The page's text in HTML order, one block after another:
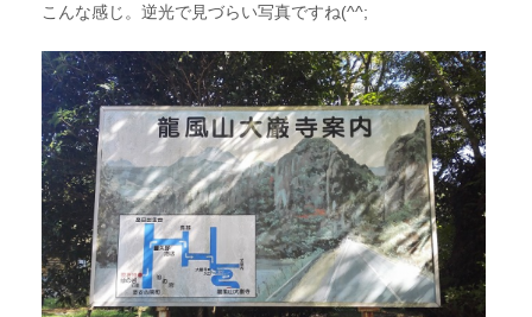
こんな感じ。逆光で見づらい写真ですね(^^;